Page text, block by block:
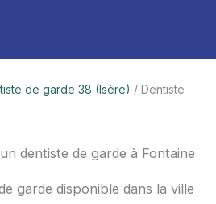
de garde 38 (Isère) / Dentiste
dentiste de garde à Fontaine
garde disponible dans la ville